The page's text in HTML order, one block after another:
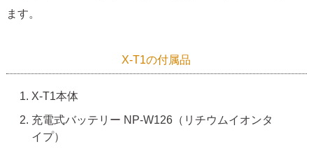
ます。
X-T1の付属品
X-T1本体
充電式バッテリー NP-W126（リチウムイオンタ
イプ）